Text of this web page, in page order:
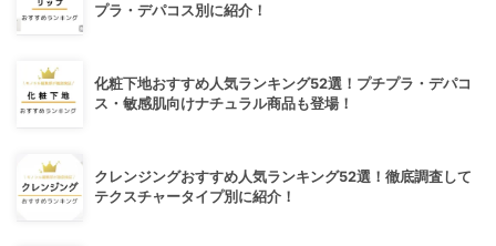
プラ・デパコス別に紹介！
化粧下地おすすめ人気ランキング52選！プチプラ・デパコ
ス・敏感肌向けナチュラル商品も登場！
クレンジングおすすめ人気ランキング52選！徹底調査して
テクスチャータイプ別に紹介！